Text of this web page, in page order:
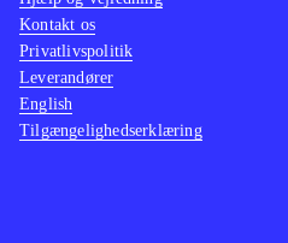
Kontakt os
Privatlivspolitik
Leverandører
English
Tilgængelighedserklæring